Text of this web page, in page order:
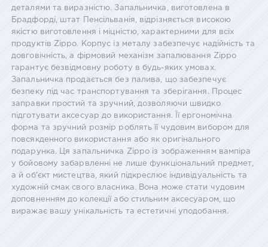
деталями та виразністю. Запальничка, виготовлена в
Брадфорді, штат Пенсільванія, відрізняється високою
якістю виготовлення і міцністю, характерними для всіх
продуктів Zippo. Корпус із металу забезпечує надійність та
довговічність, а фірмовий механізм запалювання Zippo
гарантує безвідмовну роботу в будь-яких умовах.
Запальничка продається без палива, що забезпечує
безпеку під час транспортування та зберігання. Процес
заправки простий та зручний, дозволяючи швидко
підготувати аксесуар до використання. Її ергономічна
форма та зручний розмір роблять її чудовим вибором для
повсякденного використання або як оригінального
подарунка. Ця запальничка Zippo із зображенням вампіра
у бойовому забарвленні не лише функціональний предмет,
а й об'єкт мистецтва, який підкреслює індивідуальність та
художній смак свого власника. Вона може стати чудовим
доповненням до колекції або стильним аксесуаром, що
виражає вашу унікальність та естетичні уподобання.